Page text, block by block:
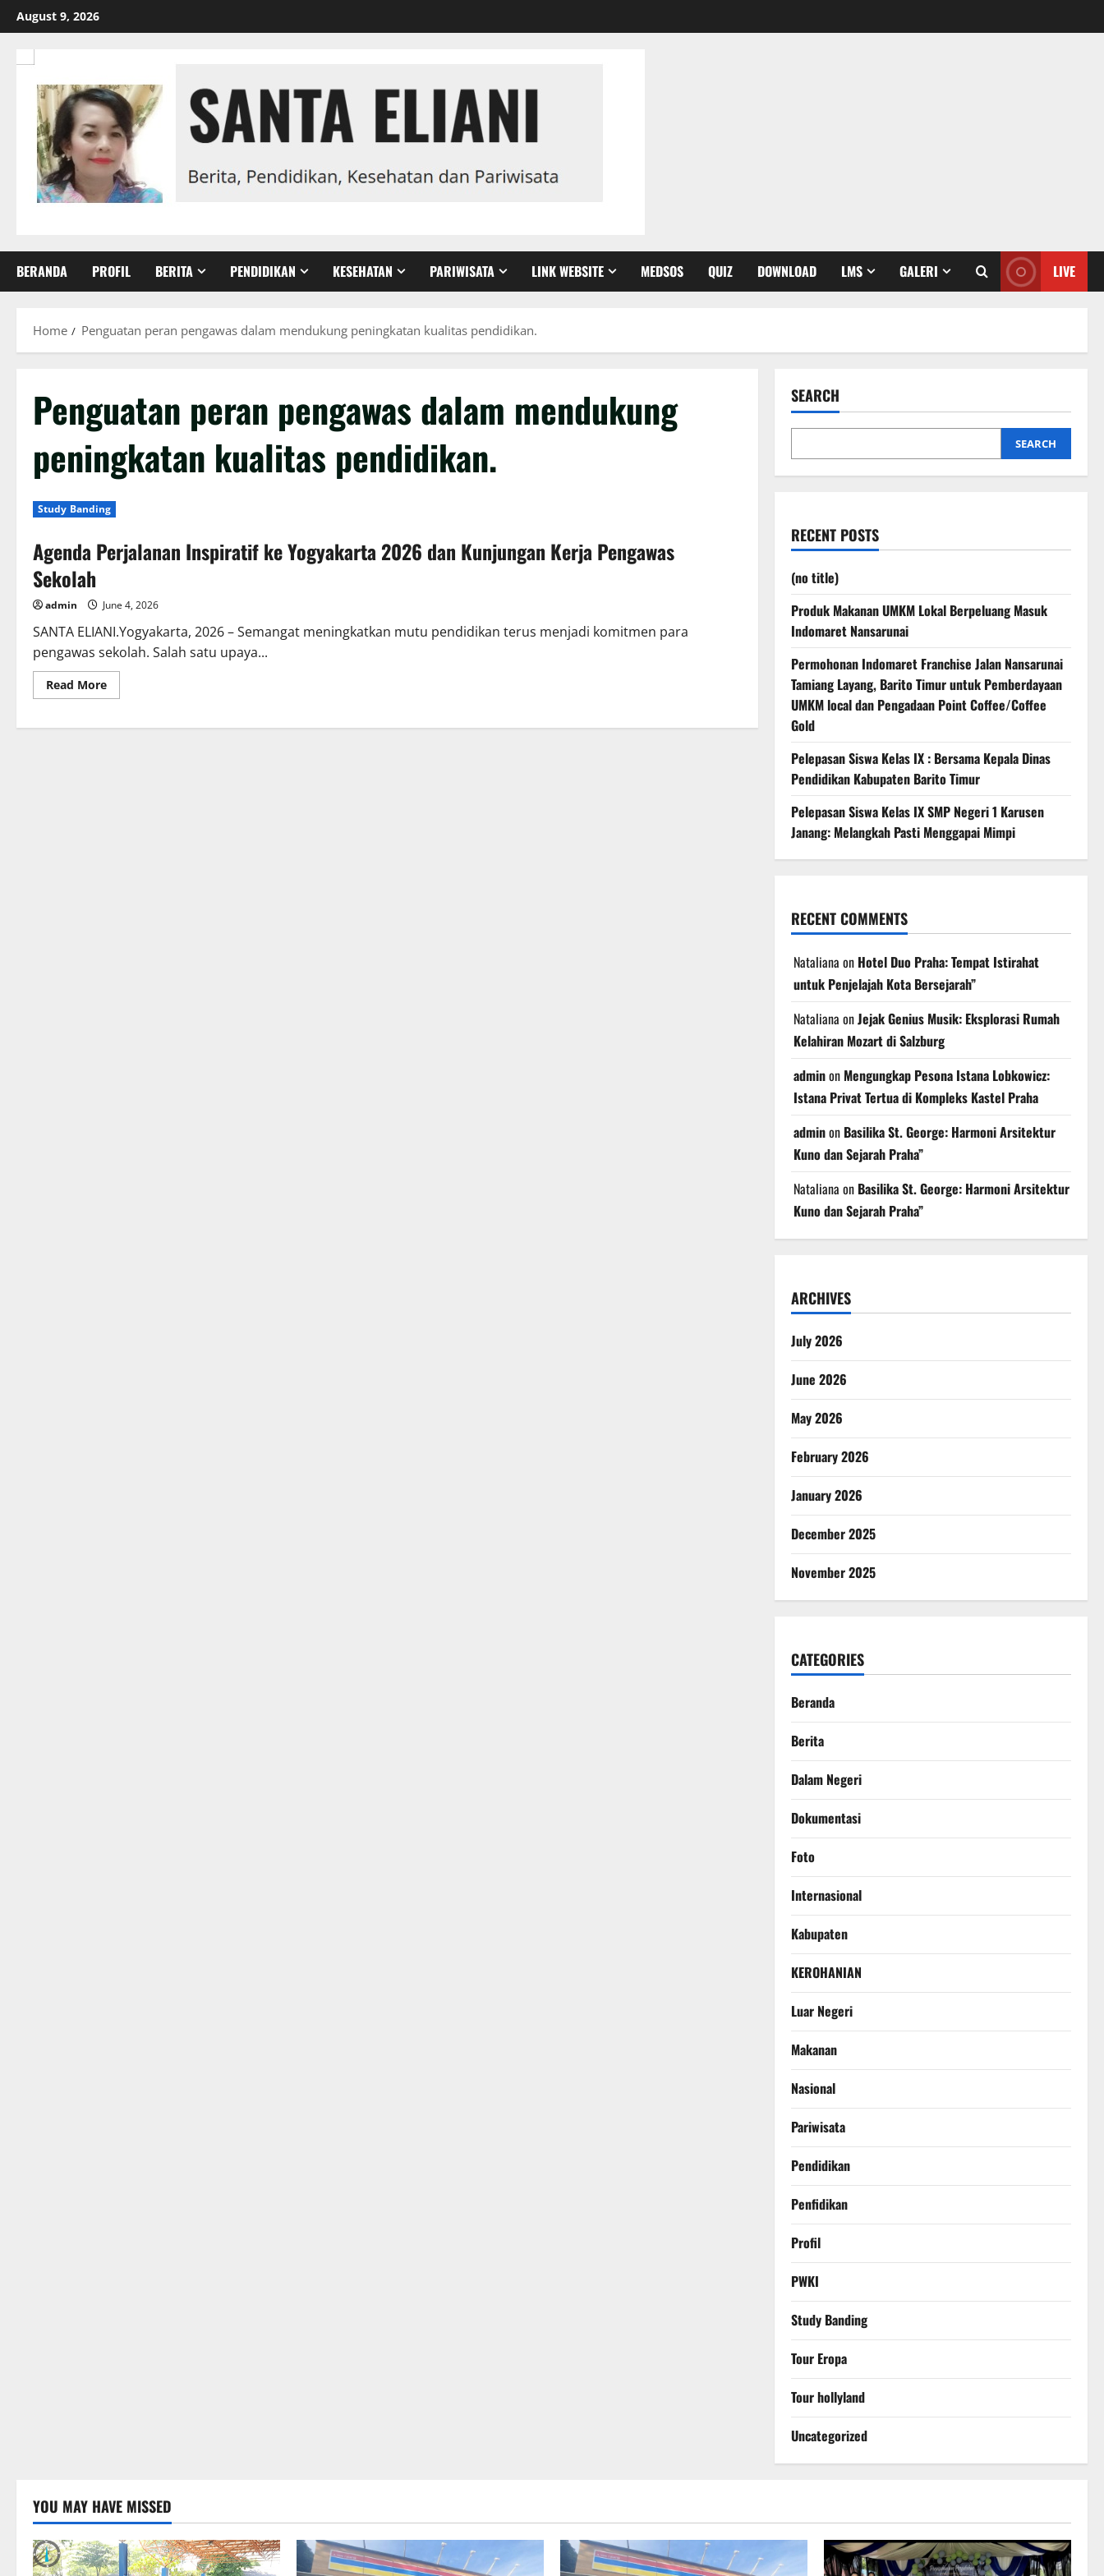
Skip
to
content
August 9, 2026
BERANDA PROFIL BERITA PENDIDIKAN KESEHATAN PARIWISATA LINK WEBSITE MEDSOS QUIZ DOWNLOAD LMS GALERI LIVE
Home Penguatan peran pengawas dalam mendukung peningkatan kualitas pendidikan.
Penguatan peran pengawas dalam mendukung
peningkatan kualitas pendidikan.
Study Banding
Agenda Perjalanan Inspiratif ke Yogyakarta 2026 dan Kunjungan Kerja Pengawas
Sekolah
admin June 4, 2026
SANTA ELIANI.Yogyakarta, 2026 – Semangat meningkatkan mutu pendidikan terus menjadi komitmen para
pengawas sekolah. Salah satu upaya...
Read MoreRead
more
Perjalanan
SEARCH
SEARCH
RECENT POSTS
(no title)
Produk Makanan UMKM Lokal Berpeluang Masuk
Indomaret Nansarunai
Permohonan Indomaret Franchise Jalan Nansarunai
Tamiang Layang, Barito Timur untuk Pemberdayaan
UMKM local dan Pengadaan Point Coffee/Coffee
Gold
Pelepasan Siswa Kelas IX : Bersama Kepala Dinas
Pendidikan Kabupaten Barito Timur
Pelepasan Siswa Kelas IX SMP Negeri 1 Karusen
Janang: Melangkah Pasti Menggapai Mimpi
RECENT COMMENTS
Nataliana on Hotel Duo Praha: Tempat Istirahat
untuk Penjelajah Kota Bersejarah”
Nataliana onJejak Genius Musik: Eksplorasi Rumah
Kelahiran Mozart di Salzburg
adminon Mengungkap Pesona Istana Lobkowicz:
Istana Privat Tertua di Kompleks Kastel Praha
adminon Basilika St. George: Harmoni Arsitektur
Kuno dan Sejarah Praha”
Nataliana on Basilika St. George: Harmoni Arsitektur
Kuno dan Sejarah Praha”
ARCHIVES
July 2026
June 2026
May 2026
February 2026
January 2026
December 2025
November 2025
CATEGORIES
Beranda
Berita
Dalam Negeri
Dokumentasi
Foto
Internasional
Kabupaten
KEROHANIAN
Luar Negeri
Makanan
Nasional
Pariwisata
Pendidikan
Penfidikan
Profil
PWKI
Study Banding
Tour Eropa
Tour hollyland
Uncategorized
YOU MAY HAVE MISSED